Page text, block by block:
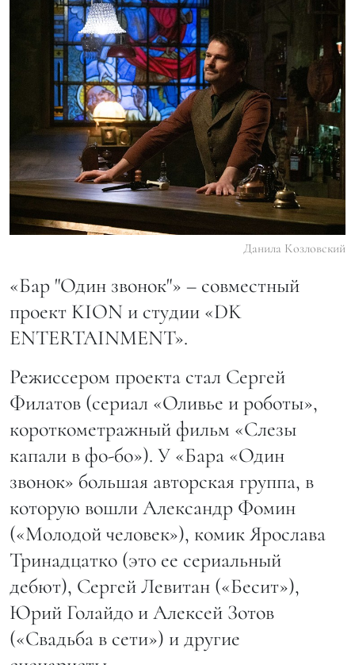
Данила Козловский
«Бар "Один звонок"» – совместный
проект KION и студии «DK
ENTERTAINMENT».
Режиссером проекта стал Сергей
Филатов (сериал «Оливье и роботы»,
короткометражный фильм «Слезы
капали в фо-бо»). У «Бара «Один
звонок» большая авторская группа, в
которую вошли Александр Фомин
(«Молодой человек»), комик Ярослава
Тринадцатко (это ее сериальный
дебют), Сергей Левитан («Бесит»),
Юрий Голайдо и Алексей Зотов
(«Свадьба в сети») и другие